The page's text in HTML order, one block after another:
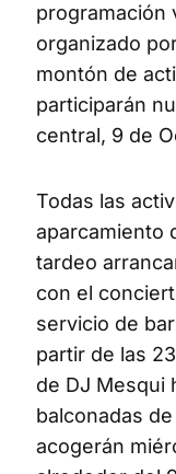
programación
organizado
montón de
participarán
central, 9 de
Todas las
aparcamiento
tardeo
con el
servicio de
partir de las
de DJ Mesqui
balconadas
acogerán